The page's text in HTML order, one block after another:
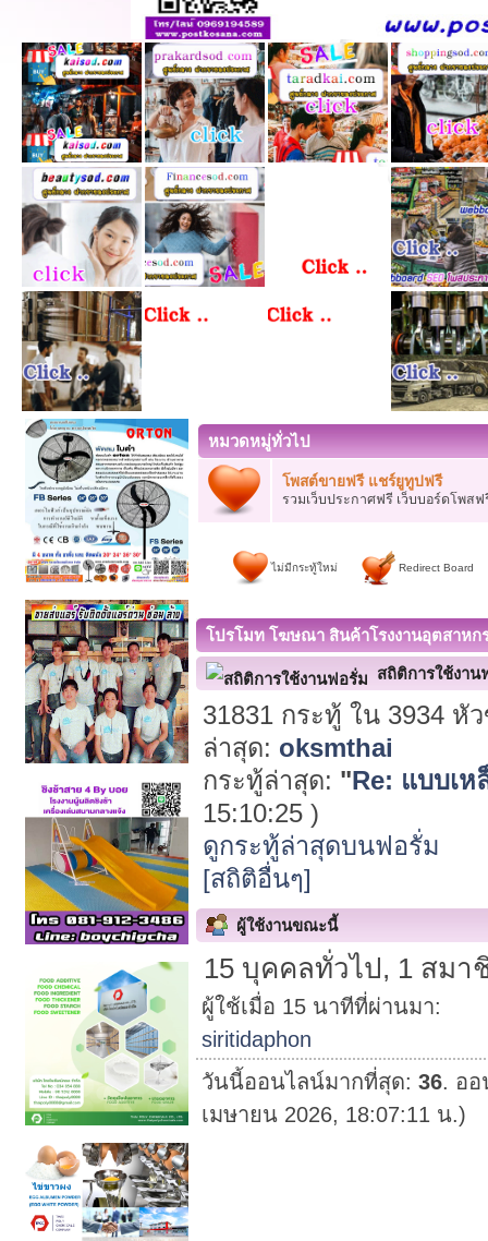
หมวดหมู่ทั่วไป
โพสต์ขายฟรี แชร์ยูทูปฟรี
รวมเว็บประกาศฟรี เว็บบอร์ดโพสฟ
ไม่มีกระทู้ใหม่ Redirect Board
โปรโมท โฆษณา สินค้าโรงงานอุตสาหก
สถิติการใช้งาน
31831 กระทู้ ใน 3934 หั
ล่าสุด: oksmthai
กระทู้ล่าสุด: "Re: แบบเห
15:10:25 )
ดูกระทู้ล่าสุดบนฟอรั่ม
[สถิติอื่นๆ]
ผู้ใช้งานขณะนี้
15 บุคคลทั่วไป, 1 สมา
ผู้ใช้เมื่อ 15 นาทีที่ผ่านมา:
siritidaphon
วันนี้ออนไลน์มากที่สุด:36. ออ
เมษายน 2026, 18:07:11 น.)